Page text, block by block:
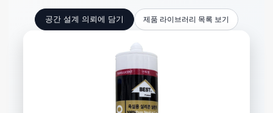
공간 설계 의뢰에 담기 제품 라이브러리 목록 보기